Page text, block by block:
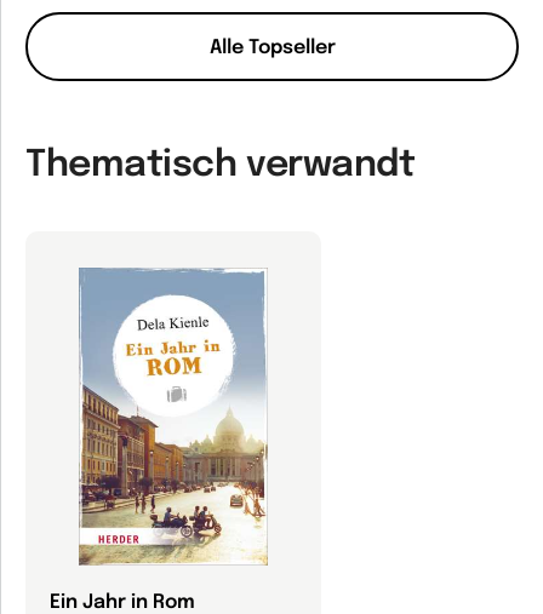
Alle Topseller
Thematisch verwandt
Ein Jahr in Rom